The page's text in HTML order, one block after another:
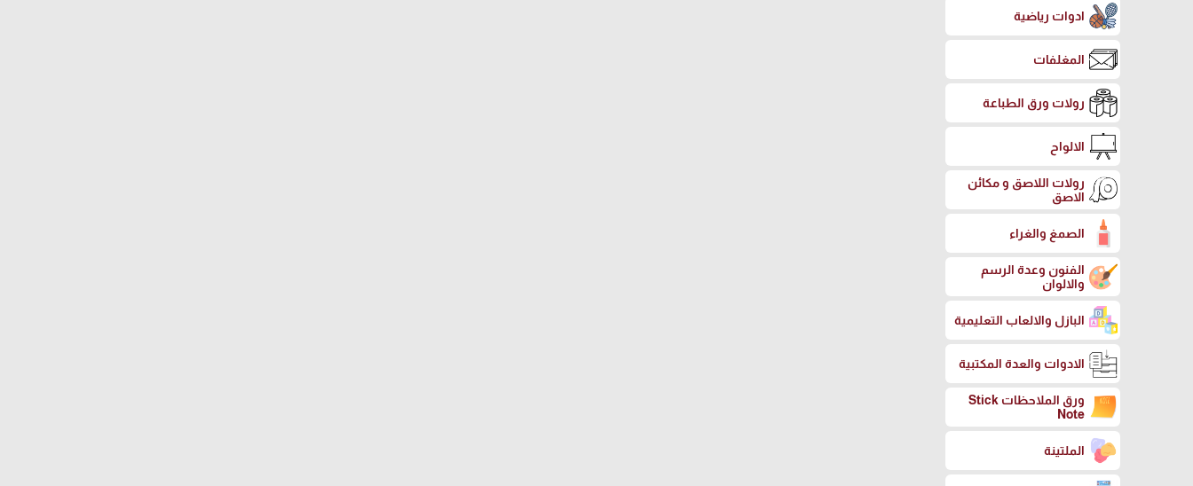
ادوات رياضية
المغلفات
رولات ورق الطباعة
الالواح
رولات اللاصق و مكائن
الاصق
الصمغ والغراء
الفنون وعدة الرسم
والالوان
البازل والالعاب التعليمية
الادوات والعدة المكتبية
ورق الملاحظات Stick
Note
الملتينة